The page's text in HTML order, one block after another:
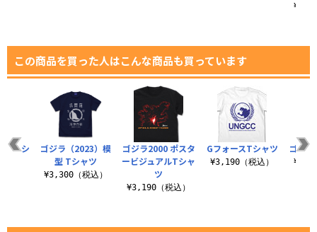
この商品を買った人はこんな商品も買っています
ゴジラ2000 ポスタ
ービジュアルTシャ
ツ
¥3,190（税込）
GフォースTシャツ
¥3,190（税込）
ゴジ
ラ Tシ
ゴジラ（2023）模
型 Tシャツ
¥3,300（税込）